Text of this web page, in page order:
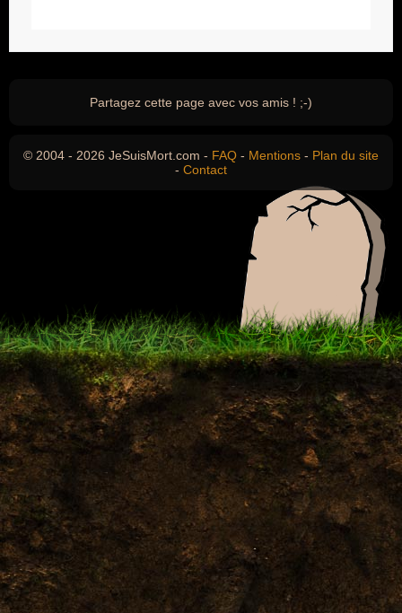
Partagez cette page avec vos amis ! ;-)
© 2004 - 2026 JeSuisMort.com - FAQ - Mentions - Plan du site
- Contact